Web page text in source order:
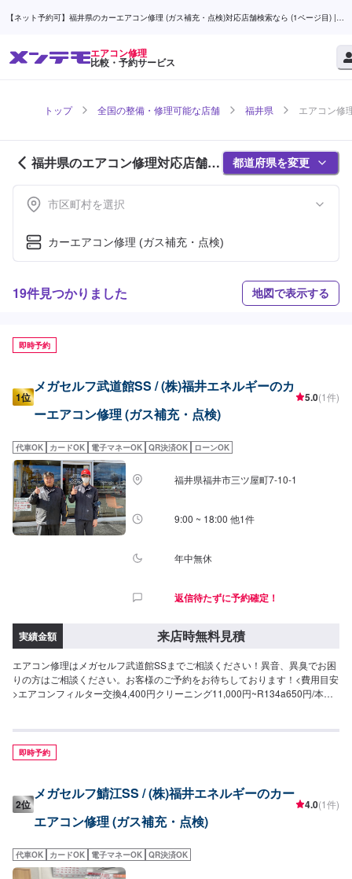
【ネット予約可】福井県のカーエアコン修理 (ガス補充・点検)対応店舗検索なら (1ページ目) |
エアコン修理
比較・予約サービス
トップ 全国の整備・修理可能な店舗 福井県 エアコン修
福井県のエアコン修理対応店舗紹
介 (1ページ目)
都道府県を変更
市区町村を選択
カーエアコン修理 (ガス補充・点検)
19件見つかりました 地図で表示する
即時予約
1位
メガセルフ武道館SS / (株)福井エネルギーのカ
ーエアコン修理 (ガス補充・点検)
5.0(1件)
代車OK カードOK 電子マネーOK QR決済OK ローンOK
福井県福井市三ツ屋町7-10-1
9:00 ~ 18:00 他1件
年中無休
返信待たずに予約確定！
実績金額 来店時無料見積
エアコン修理はメガセルフ武道館SSまでご相談ください！異音、異臭でお困
りの方はご相談ください。お客様のご予約をお待ちしております！<費用目安
>エアコンフィルター交換4,400円クリーニング11,000円~R134a650円/本
即時予約
2位
メガセルフ鯖江SS / (株)福井エネルギーのカー
エアコン修理 (ガス補充・点検)
4.0(1件)
代車OK カードOK 電子マネーOK QR決済OK